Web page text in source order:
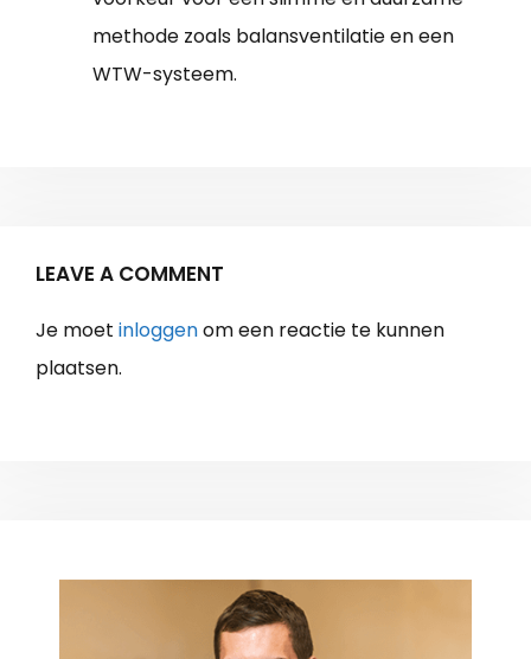
methode zoals balansventilatie en een
WTW-systeem.
LEAVE A COMMENT
Je moet inloggenom een reactie te kunnen
plaatsen.